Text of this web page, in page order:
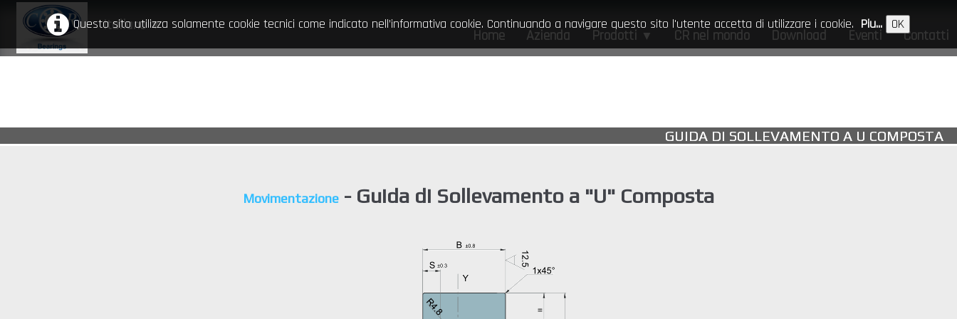
Questo sito utilizza solamente cookie tecnici come indicato nell’informativa cookie. Continuando a navigare questo sito l'utente accetta di utilizzare i cookie. Piu... OK
Italiano▼
Home Azienda Prodotti ▼ CR nel mondo Download Eventi Contatti
GUIDA DI SOLLEVAMENTO A U COMPOSTA
Movimentazione - Guida di Sollevamento a "U" Composta